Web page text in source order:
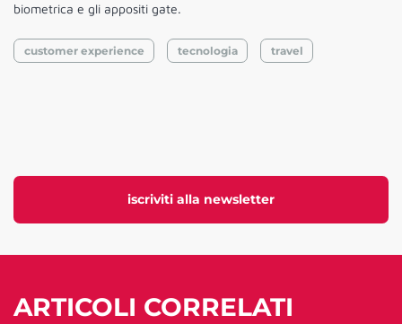
iscriviti alla newsletter
biometrica e gli appositi gate.
customer experience tecnologia travel
ARTICOLI CORRELATI